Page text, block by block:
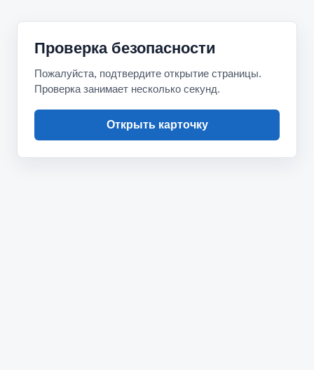
Проверка безопасности
Пожалуйста, подтвердите открытие страницы.
Проверка занимает несколько секунд.
Открыть карточку